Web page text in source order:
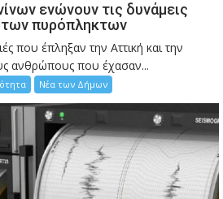
ενώνουν τις δυνάμεις
των πυρόπληκτων
που έπληξαν την Αττική και την
ανθρώπους που έχασαν...
Νέα των Δήμων